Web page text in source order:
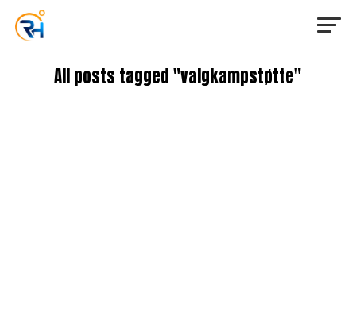
All posts tagged "valgkampstøtte"